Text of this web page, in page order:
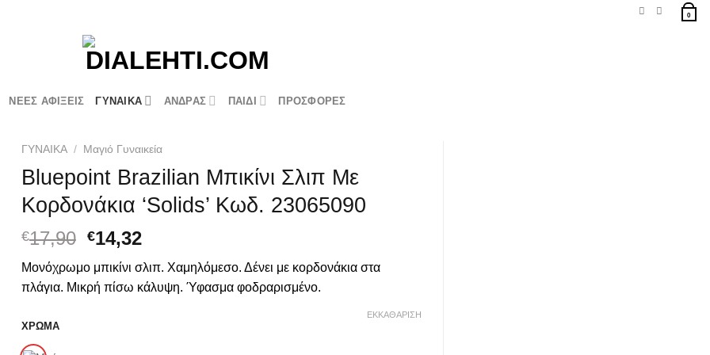
0
ΝΕΕΣ ΑΦΙΞΕΙΣ ΓΥΝΑΙΚΑ ΑΝΔΡΑΣ ΠΑΙΔΙ ΠΡΟΣΦΟΡΕΣ
ΓΥΝΑΙΚΑ / Μαγιό Γυναικεία
Bluepoint Brazilian Μπικίνι Σλιπ Με
Κορδονάκια ‘Solids’ Κωδ. 23065090
€17,90 Original
price
was:
€17,90.
€14,32Η
τρέχουσα
τιμή
είναι:
Μονόχρωμο μπικίνι σλιπ. Χαμηλόμεσο. Δένει με κορδονάκια στα
πλάγια. Μικρή πίσω κάλυψη. Ύφασμα φοδραρισμένο.
ΧΡΩΜΑ
ΕΚΚΑΘΆΡΙΣΗ